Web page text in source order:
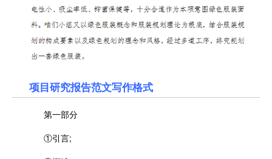
项目研究报告范文写作格式
第一部分
①引言;